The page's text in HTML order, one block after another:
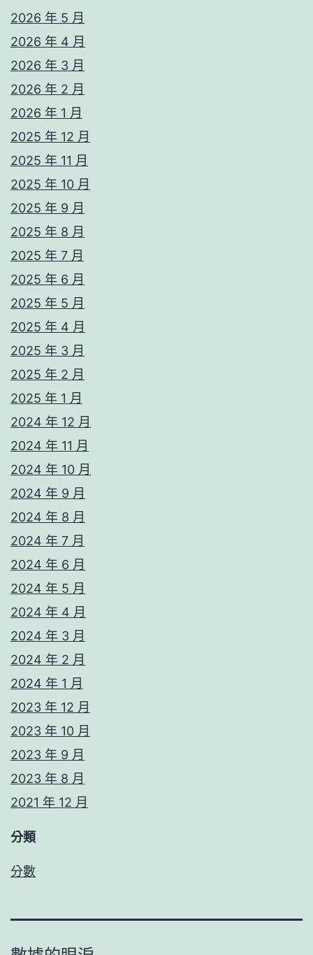
2026 年 5 月
2026 年 4 月
2026 年 3 月
2026 年 2 月
2026 年 1 月
2025 年 12 月
2025 年 11 月
2025 年 10 月
2025 年 9 月
2025 年 8 月
2025 年 7 月
2025 年 6 月
2025 年 5 月
2025 年 4 月
2025 年 3 月
2025 年 2 月
2025 年 1 月
2024 年 12 月
2024 年 11 月
2024 年 10 月
2024 年 9 月
2024 年 8 月
2024 年 7 月
2024 年 6 月
2024 年 5 月
2024 年 4 月
2024 年 3 月
2024 年 2 月
2024 年 1 月
2023 年 12 月
2023 年 10 月
2023 年 9 月
2023 年 8 月
2021 年 12 月
分類
分數